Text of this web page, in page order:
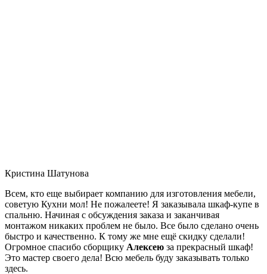
Кристина Шатунова
Всем, кто еще выбирает компанию для изготовления мебели,
советую Кухни мол! Не пожалеете! Я заказывала шкаф-купе в
спальню. Начиная с обсуждения заказа и заканчивая
монтажом никаких проблем не было. Все было сделано очень
быстро и качественно. К тому же мне ещё скидку сделали!
Огромное спасибо сборщику Алексею за прекрасный шкаф!
Это мастер своего дела! Всю мебель буду заказывать только
здесь.